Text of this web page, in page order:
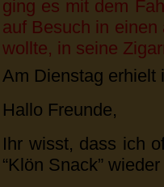
ging es mit dem
auf Besuch in einen
wollte, in seine
Am Dienstag erhielt
Hallo Freunde,
Ihr wisst, dass ich
“Klön Snack”